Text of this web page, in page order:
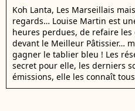
Koh Lanta, Les Marseillais
regards… Louise Martin est
heures perdues, de refaire les
devant le Meilleur Pâtissier…
gagner le tablier bleu ! Les
secret pour elle, les derniers
émissions, elle les connaît